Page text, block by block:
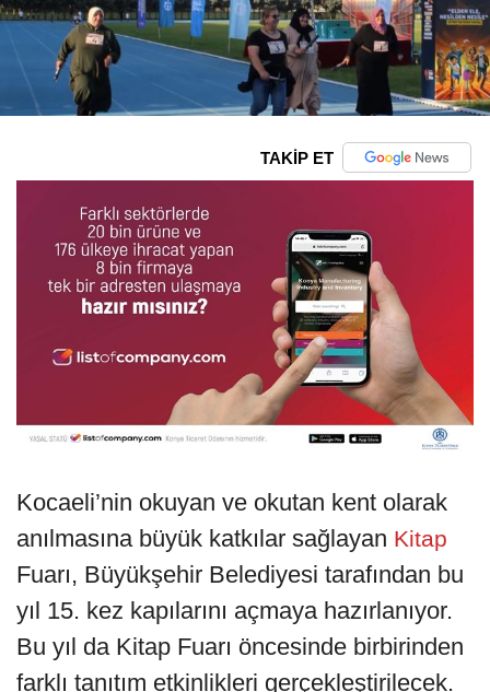
TAKİP ET
Kocaeli’nin okuyan ve okutan kent olarak
anılmasına büyük katkılar sağlayan Kitap
Fuarı, Büyükşehir Belediyesi tarafından bu
yıl 15. kez kapılarını açmaya hazırlanıyor.
Bu yıl da Kitap Fuarı öncesinde birbirinden
farklı tanıtım etkinlikleri gerçekleştirilecek.